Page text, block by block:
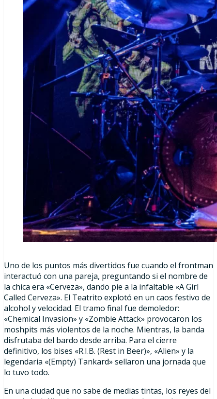
Uno de los puntos más divertidos fue cuando el frontman
interactuó con una pareja, preguntando si el nombre de
la chica era «Cerveza», dando pie a la infaltable «A Girl
Called Cerveza». El Teatrito explotó en un caos festivo de
alcohol y velocidad. El tramo final fue demoledor:
«Chemical Invasion» y «Zombie Attack» provocaron los
moshpits más violentos de la noche. Mientras, la banda
disfrutaba del bardo desde arriba. Para el cierre
definitivo, los bises «R.I.B. (Rest in Beer)», «Alien» y la
legendaria «(Empty) Tankard» sellaron una jornada que
lo tuvo todo.
En una ciudad que no sabe de medias tintas, los reyes del